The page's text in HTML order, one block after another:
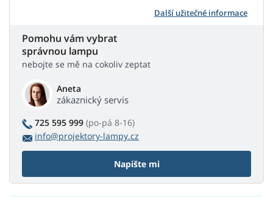
Další užitečné informace
Pomohu vám vybrat
správnou lampu
nebojte se mě na cokoliv zeptat
Aneta
zákaznický servis
725 595 999 (po-pá 8-16)
info@projektory-lampy.cz
Napište mi